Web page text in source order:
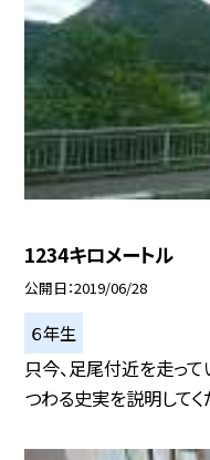
1234キロメートル
公開日 2019/06/28
６年生
只今、足尾付近を走って
つわる史実を説明してく